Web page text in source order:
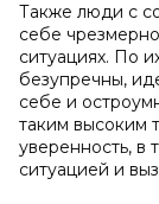
Также люди с
себе
ситуациях. По
безупречны,
себе и
таким высоким
уверенность, в
ситуацией и